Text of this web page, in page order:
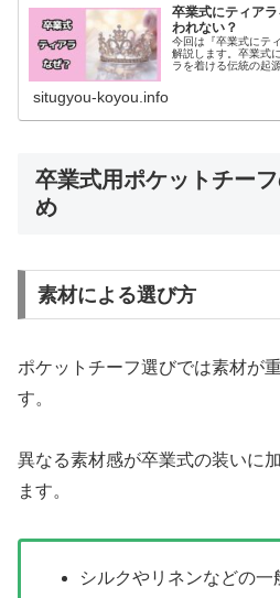
卒業式にティア
われない？
今回は『卒業式にテ
解説します。卒業式
ラを着ける伝統の起
situgyou-koyou.info
卒業式用ポケットチー
め
素材による選び方
ポケットチーフ選びでは素材が
す。
異なる素材感が卒業式の装いに
ます。
シルクやリネンなどの一